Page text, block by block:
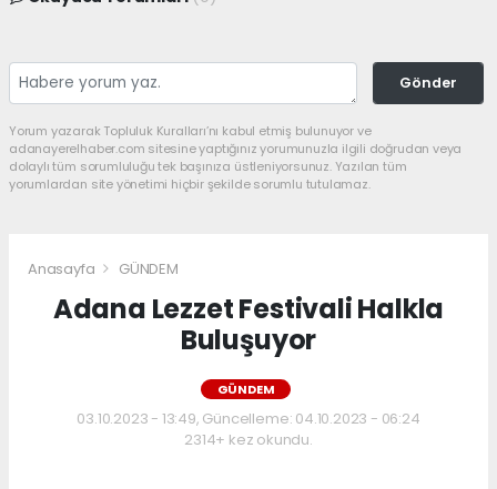
Gönder
Yorum yazarak Topluluk Kuralları’nı kabul etmiş bulunuyor ve
adanayerelhaber.com sitesine yaptığınız yorumunuzla ilgili doğrudan veya
dolaylı tüm sorumluluğu tek başınıza üstleniyorsunuz. Yazılan tüm
yorumlardan site yönetimi hiçbir şekilde sorumlu tutulamaz.
Anasayfa GÜNDEM
Adana Lezzet Festivali Halkla
Buluşuyor
GÜNDEM
03.10.2023 - 13:49, Güncelleme: 04.10.2023 - 06:24
2314+ kez okundu.